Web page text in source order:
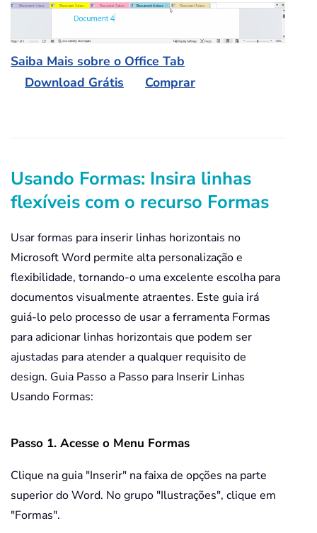
Saiba Mais sobre o Office Tab
Download Grátis
Comprar
Usando Formas: Insira linhas
flexíveis com o recurso Formas
Usar formas para inserir linhas horizontais no
Microsoft Word permite alta personalização e
flexibilidade, tornando-o uma excelente escolha para
documentos visualmente atraentes. Este guia irá
guiá-lo pelo processo de usar a ferramenta Formas
para adicionar linhas horizontais que podem ser
ajustadas para atender a qualquer requisito de
design. Guia Passo a Passo para Inserir Linhas
Usando Formas:
Passo 1. Acesse o Menu Formas
Clique na guia "Inserir" na faixa de opções na parte
superior do Word. No grupo "Ilustrações", clique em
"Formas".